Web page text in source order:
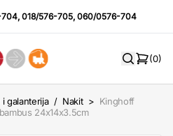
704,018/576-705,060/0576-704
(0)
galanterija / Nakit > Kinghoff
24x14x3.5cm